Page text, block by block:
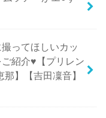
ってほしいカッ
紹介♥【プリレン
】【吉田凜音】